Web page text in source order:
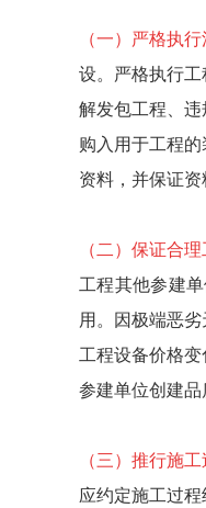
（一）严格执
设。严格执行
解发包工程、
购入用于工程
资料，并保证资
（二）保证合
工程其他参建
用。因极端恶
工程设备价格
参建单位创建品
（三）推行施工
应约定施工过